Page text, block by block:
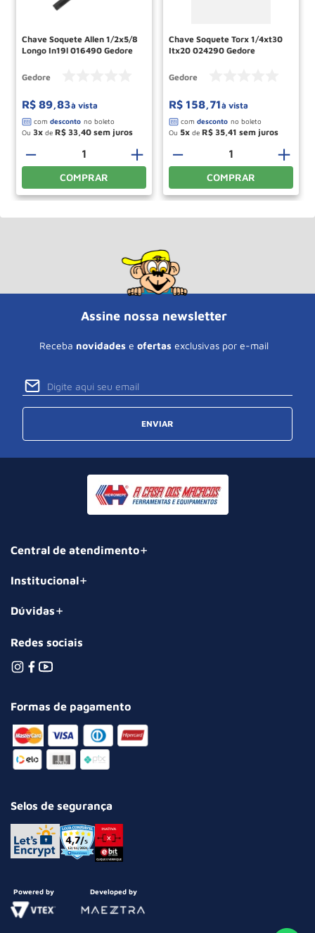
Chave Soquete Allen 1/2x5/8
Longo In19l 016490 Gedore
Gedore
R$ 89,83à vista
Ou 3 de R$ 33,40
＋
－
COMPRAR
Chave Soquete Torx 1/4xt30
Itx20 024290 Gedore
Gedore
R$ 158,71à vista
Ou 5 de R$ 35,41
＋
－
COMPRAR
Assine nossa newsletter
Receba novidades e ofertas exclusivas por e-mail
ENVIAR
Central de atendimento
Institucional
Dúvidas
Redes sociais
Formas de pagamento
Selos de segurança
Powered by Developed by